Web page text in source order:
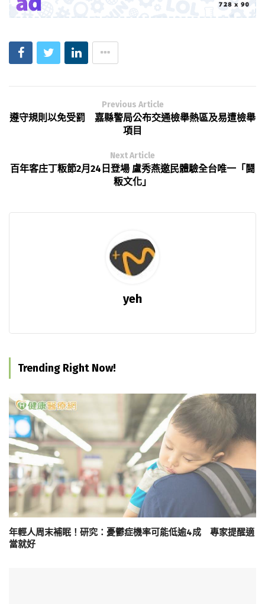
Previous Article
遵守規則以免受罰 嘉縣警局公布交通檢舉熱區及易遭檢舉
項目
Next Article
百年客庄丁粄節2月24日登場 盧秀燕邀民體驗全台唯一「鬪
粄文化」
yeh
Trending Right Now!
年輕人周末補眠！研究：憂鬱症機率可能低逾4成 專家提醒適
當就好